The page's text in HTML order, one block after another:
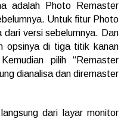
adalah Photo Remaster
Untuk fitur Photo
dari versi sebelumnya. Dan
opsinya di tiga titik kanan
pilih “Remaster
dianalisa dan diremaster
dari layar monitor